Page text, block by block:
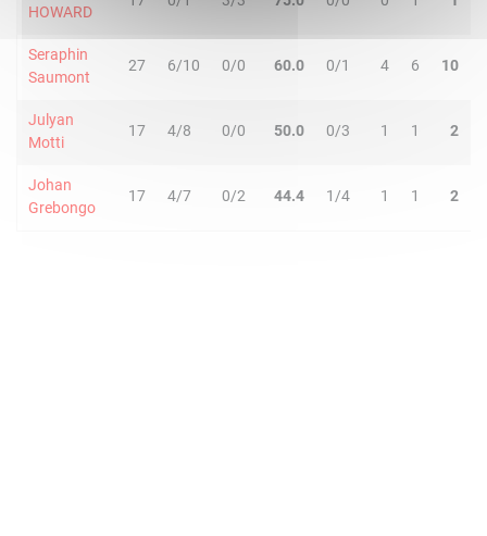
HOWARD
Seraphin
Saumont
27 6/10 0/0 60.0 0/1 4 6 10
Julyan
Motti
17 4/8 0/0 50.0 0/3 1 1 2
Johan
Grebongo
17 4/7 0/2 44.4 1/4 1 1 2